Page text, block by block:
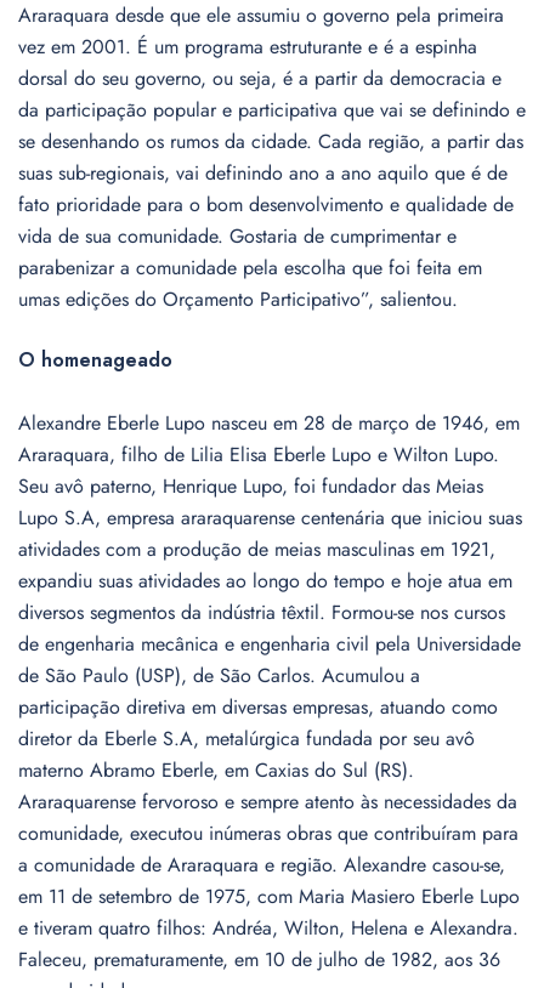
Araraquara desde que ele assumiu o governo pela primeira
vez em 2001. É um programa estruturante e é a espinha
dorsal do seu governo, ou seja, é a partir da democracia e
da participação popular e participativa que vai se definindo e
se desenhando os rumos da cidade. Cada região, a partir das
suas sub-regionais, vai definindo ano a ano aquilo que é de
fato prioridade para o bom desenvolvimento e qualidade de
vida de sua comunidade. Gostaria de cumprimentar e
parabenizar a comunidade pela escolha que foi feita em
umas edições do Orçamento Participativo”, salientou.
O homenageado
Alexandre Eberle Lupo nasceu em 28 de março de 1946, em
Araraquara, filho de Lilia Elisa Eberle Lupo e Wilton Lupo.
Seu avô paterno, Henrique Lupo, foi fundador das Meias
Lupo S.A, empresa araraquarense centenária que iniciou suas
atividades com a produção de meias masculinas em 1921,
expandiu suas atividades ao longo do tempo e hoje atua em
diversos segmentos da indústria têxtil. Formou-se nos cursos
de engenharia mecânica e engenharia civil pela Universidade
de São Paulo (USP), de São Carlos. Acumulou a
participação diretiva em diversas empresas, atuando como
diretor da Eberle S.A, metalúrgica fundada por seu avô
materno Abramo Eberle, em Caxias do Sul (RS).
Araraquarense fervoroso e sempre atento às necessidades da
comunidade, executou inúmeras obras que contribuíram para
a comunidade de Araraquara e região. Alexandre casou-se,
em 11 de setembro de 1975, com Maria Masiero Eberle Lupo
e tiveram quatro filhos: Andréa, Wilton, Helena e Alexandra.
Faleceu, prematuramente, em 10 de julho de 1982, aos 36